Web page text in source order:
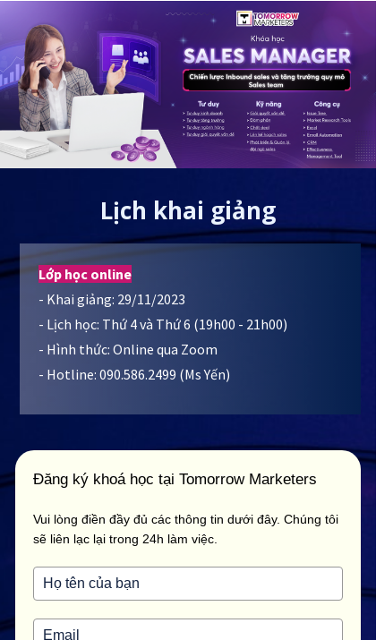
Lịch khai giảng
Lớp học online
- Khai giảng: 29/11/2023
- Lịch học: Thứ 4 và Thứ 6 (19h00 - 21h00)
- Hình thức: Online qua Zoom
- Hotline: 090.586.2499 (Ms Yến)
Đăng ký khoá học tại Tomorrow Marketers
Vui lòng điền đầy đủ các thông tin dưới đây. Chúng tôi
sẽ liên lạc lại trong 24h làm việc.